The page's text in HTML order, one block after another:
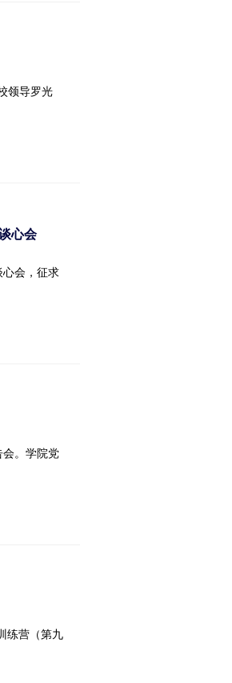
领导罗光
心会
会，征求
。学院党
练营（第九